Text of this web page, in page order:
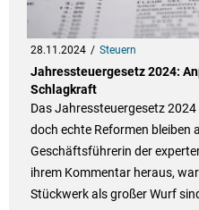
28.11.2024 Steuern
Jahressteuergesetz 2024:
Schlagkraft
Das Jahressteuergesetz
doch echte Reformen bleiben
Geschäftsführerin der
ihrem Kommentar heraus,
Stückwerk als großer Wurf